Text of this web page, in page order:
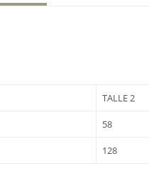
TALLE 2
58
128